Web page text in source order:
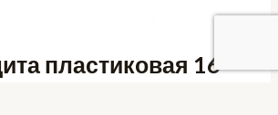
пластиковая 16